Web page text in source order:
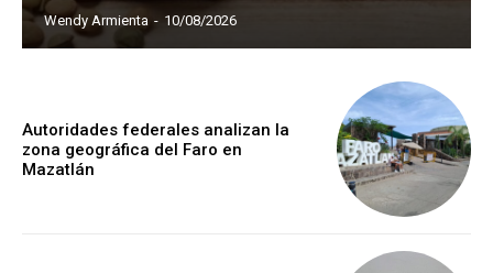
Wendy Armienta - 10/08/2026
Autoridades federales analizan la
zona geográfica del Faro en
Mazatlán